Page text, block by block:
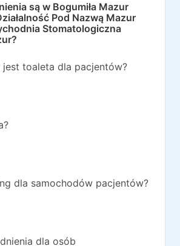
są w Bogumiła Mazur
Pod Nazwą Mazur
Stomatologiczna
?
jest toaleta dla pacjentów?
dla samochodów pacjentów?
dla osób